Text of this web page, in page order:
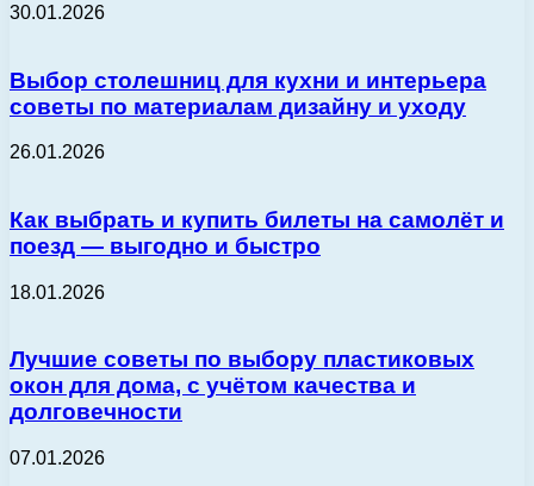
30.01.2026
Выбор столешниц для кухни и интерьера
советы по материалам дизайну и уходу
26.01.2026
Как выбрать и купить билеты на самолёт и
поезд — выгодно и быстро
18.01.2026
Лучшие советы по выбору пластиковых
окон для дома, с учётом качества и
долговечности
07.01.2026